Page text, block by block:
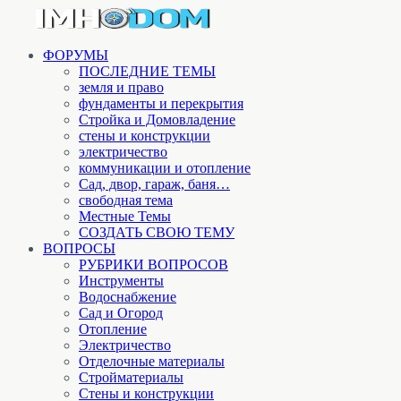
ФОРУМЫ
ПОСЛЕДНИЕ ТЕМЫ
земля и право
фундаменты и перекрытия
Стройка и Домовладение
стены и конструкции
электричество
коммуникации и отопление
Cад, двор, гараж, баня…
свободная тема
Местные Темы
СОЗДАТЬ СВОЮ ТЕМУ
ВОПРОСЫ
РУБРИКИ ВОПРОСОВ
Инструменты
Водоснабжение
Сад и Огород
Отопление
Электричество
Отделочные материалы
Стройматериалы
Стены и конструкции